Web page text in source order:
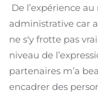
De l’expérience
administrative car
ne s'y frotte pas
niveau de
partenaires m’a
encadrer des